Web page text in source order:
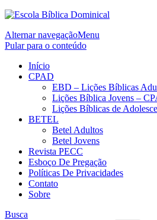
Alternar navegaçãoMenu
Pular para o conteúdo
Início
CPAD
EBD – Lições Bíblicas
Lições Bíblica Jovens –
Lições Bíblicas de
BETEL
Betel Adultos
Betel Jovens
Revista PECC
Esboço De Pregação
Políticas De Privacidades
Contato
Sobre
Busca